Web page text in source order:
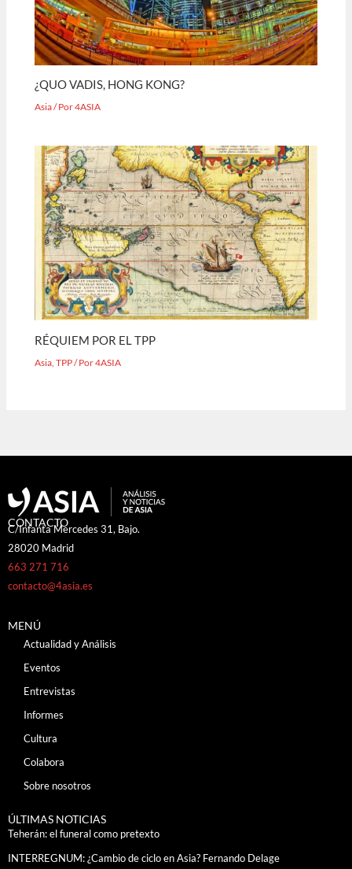
¿QUO VADIS, HONG KONG?
Asia/ Por4ASIA
RÉQUIEM POR EL TPP
Asia ,TPP/ Por4ASIA
CONTACTO
C/Infanta Mercedes 31, Bajo.
28020 Madrid
663 271 716
contacto@4asia.es
MENÚ
Actualidad y Análisis
Eventos
Entrevistas
Informes
Cultura
Colabora
Sobre nosotros
ÚLTIMAS NOTICIAS
Teherán: el funeral como pretexto
INTERREGNUM: ¿Cambio de ciclo en Asia? Fernando Delage